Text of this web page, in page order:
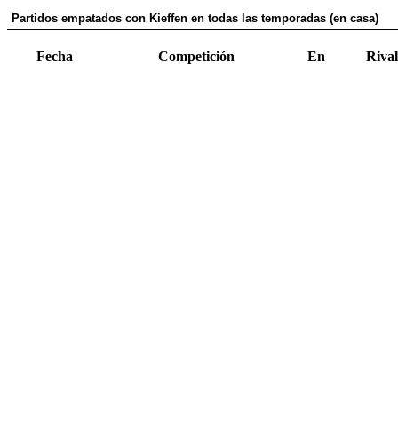
Partidos empatados con Kieffen en todas las temporadas (en casa)
Fecha Competición En Rival